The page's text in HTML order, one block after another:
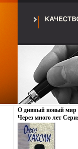
О дивный новый мир
Через много лет
английской